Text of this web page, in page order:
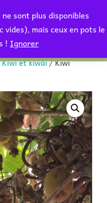
sont plus disponibles
mais ceux en pots le
! Ignorer
Rechercher :
Kiwi et kiwaï/ Kiwi